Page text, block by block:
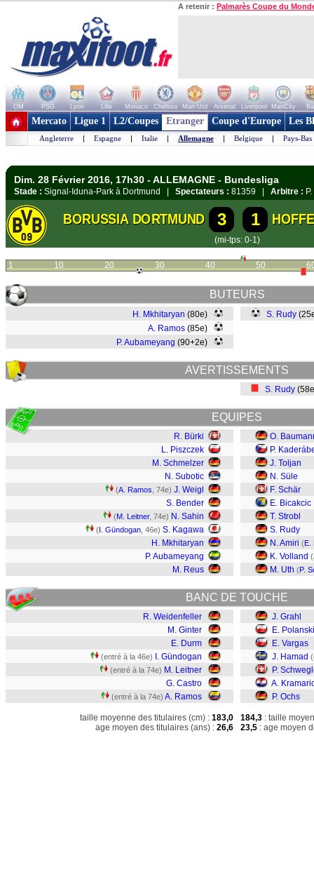
A retenir : Palmarès Coupe du
OM PSG Lyon Lille Monaco Chelsea Man Utd Arsenal Liverpool ManCity
+ de clubs
Mercato Ligue 1 L2/Coupes Etranger Coupe d'Europe Les
Angleterre | Espagne | Italie | Allemagne | Belgique | Pays-Bas
Dim. 28 Février 2016, 17h30 - ALLEMAGNE - Bundesliga
Stade : Signal-Iduna-Park à Dortmund | Spectateurs : 81359 | Arbitre :
BORUSSIA DORTMUND 3 1
(mi-tps: 0-1)
1 10 20 30 40 50
BUTEURS
H. Mkhitaryan (80e)
A. Ramos (85e)
P. Aubameyang (90+2e)
S. Rudy
AVERTISSEMENTS
S. Rudy
EQUIPES
R. Bürki
L. Piszczek
M. Schmelzer
N. Subotic
(A. Ramos , 74e) J. Weigl
S. Bender
(M. Leitner, 74e) N. Sahin
(I. Gündogan , 46e) S. Kagawa
H. Mkhitaryan
P. Aubameyang
M. Reus
O.
P.
J. Toljan
N. Süle
F. Schär
E. Bicakcic
T. Strobl
S. Rudy
N. Amiri (E.
K. Volland (
M. Uth (P.
BANC DE TOUCHE
R. Weidenfeller
M. Ginter
E. Durm
(entré à la 46e) I. Gündogan
(entré à la 74e) M. Leitner
G. Castro
(entré à la 74e) A. Ramos
taille moyenne des titulaires (cm) : 183,0
age moyen des titulaires (ans) : 26,6
J. Grahl
E. Polanski
E. Vargas
J. Hamad
P.
A.
P. Ochs
184,3 : taille
23,5 : age moyen